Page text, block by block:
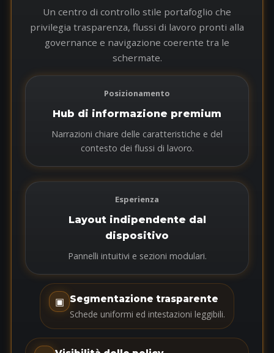
Un centro di controllo stile portafoglio che
privilegia trasparenza, flussi di lavoro pronti alla
governance e navigazione coerente tra le
schermate.
Posizionamento
Hub di informazione premium
Narrazioni chiare delle caratteristiche e del
contesto dei flussi di lavoro.
Esperienza
Layout indipendente dal
dispositivo
Pannelli intuitivi e sezioni modulari.
▣ Segmentazione trasparente
Schede uniformi ed intestazioni leggibili.